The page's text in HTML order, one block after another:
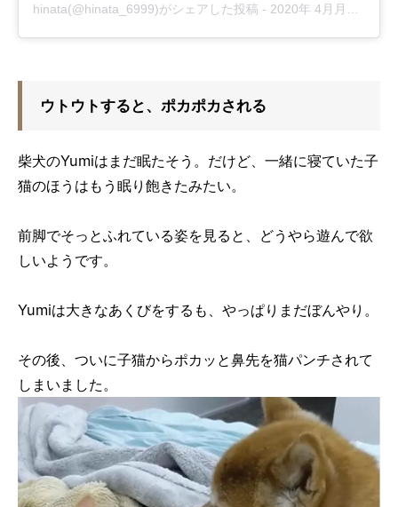
hinata(@hinata_6999)がシェアした投稿 - 2020年 4月月19日午前1時41分PDT
ウトウトすると、ポカポカされる
柴犬のYumiはまだ眠たそう。だけど、一緒に寝ていた子
猫のほうはもう眠り飽きたみたい。
前脚でそっとふれている姿を見ると、どうやら遊んで欲
しいようです。
Yumiは大きなあくびをするも、やっぱりまだぼんやり。
その後、ついに子猫からポカッと鼻先を猫パンチされて
しまいました。